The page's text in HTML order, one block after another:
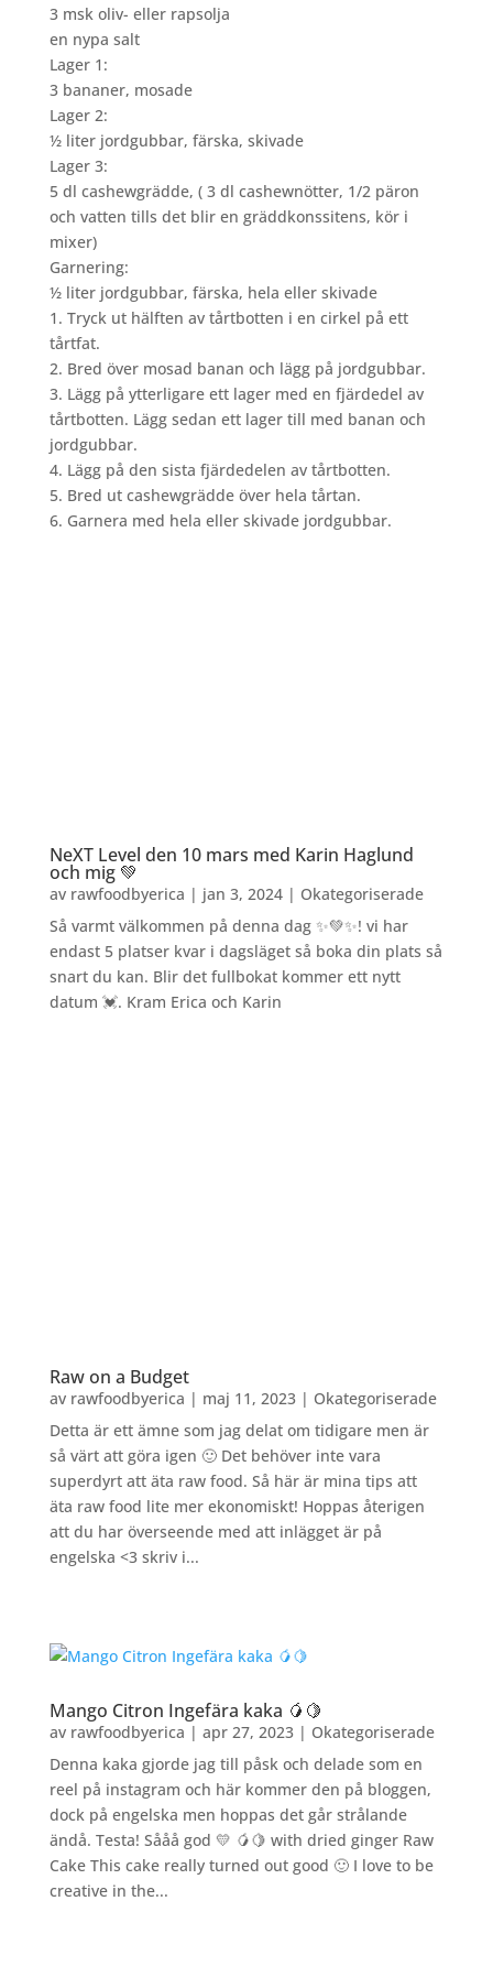
3 msk oliv- eller rapsolja
en nypa salt
Lager 1:
3 bananer, mosade
Lager 2:
½ liter jordgubbar, färska, skivade
Lager 3:
5 dl cashewgrädde, ( 3 dl cashewnötter, 1/2 päron
och vatten tills det blir en gräddkonssitens, kör i
mixer)
Garnering:
½ liter jordgubbar, färska, hela eller skivade
1. Tryck ut hälften av tårtbotten i en cirkel på ett
tårtfat.
2. Bred över mosad banan och lägg på jordgubbar.
3. Lägg på ytterligare ett lager med en fjärdedel av
tårtbotten. Lägg sedan ett lager till med banan och
jordgubbar.
4. Lägg på den sista fjärdedelen av tårtbotten.
5. Bred ut cashewgrädde över hela tårtan.
6. Garnera med hela eller skivade jordgubbar.
NeXT Level den 10 mars med Karin Haglund
och mig 💚
av rawfoodbyerica | jan 3, 2024| Okategoriserade
Så varmt välkommen på denna dag ✨💚✨! vi har
endast 5 platser kvar i dagsläget så boka din plats så
snart du kan. Blir det fullbokat kommer ett nytt
datum 💓. Kram Erica och Karin
Raw on a Budget
av rawfoodbyerica | maj 11, 2023| Okategoriserade
Detta är ett ämne som jag delat om tidigare men är
så värt att göra igen 🙂 Det behöver inte vara
superdyrt att äta raw food. Så här är mina tips att
äta raw food lite mer ekonomiskt! Hoppas återigen
att du har överseende med att inlägget är på
engelska <3 skriv i...
Mango Citron Ingefära kaka 🥭🍋
av rawfoodbyerica | apr 27, 2023| Okategoriserade
Denna kaka gjorde jag till påsk och delade som en
reel på instagram och här kommer den på bloggen,
dock på engelska men hoppas det går strålande
ändå. Testa! Sååå god 💛 🥭🍋 with dried ginger Raw
Cake This cake really turned out good 🙂 I love to be
creative in the...